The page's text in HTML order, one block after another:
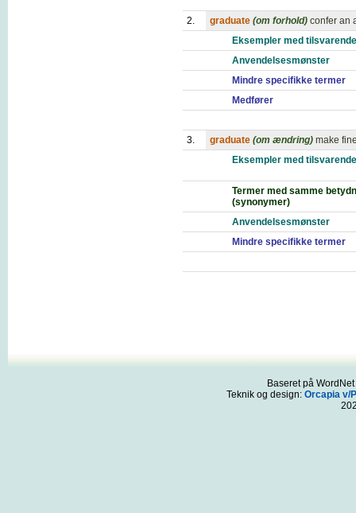
2. graduate (om forhold) confer an
Eksempler med
Anvendelsesmønster
Mindre specifikke termer
Medfører
3. graduate (om ændring) make
Eksempler med
Termer med samme
(synonymer)
Anvendelsesmønster
Mindre specifikke termer
Baseret på
Teknik og design: Orcapia v/